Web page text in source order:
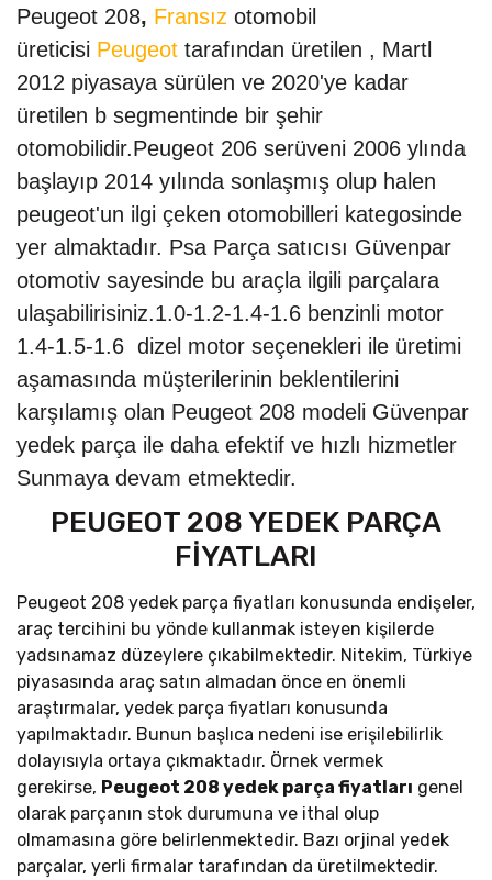
Peugeot 208, Fransız otomobil
üreticisi Peugeot tarafından üretilen , Martl
2012 piyasaya sürülen ve 2020'ye kadar
üretilen b segmentinde bir şehir
otomobilidir.Peugeot 206 serüveni 2006 ylında
başlayıp 2014 yılında sonlaşmış olup halen
peugeot'un ilgi çeken otomobilleri kategosinde
yer almaktadır. Psa Parça satıcısı Güvenpar
otomotiv sayesinde bu araçla ilgili parçalara
ulaşabilirisiniz.1.0-1.2-1.4-1.6 benzinli motor
1.4-1.5-1.6 dizel motor seçenekleri ile üretimi
aşamasında müşterilerinin beklentilerini
karşılamış olan Peugeot 208 modeli Güvenpar
yedek parça ile daha efektif ve hızlı hizmetler
Sunmaya devam etmektedir.
PEUGEOT 208 YEDEK PARÇA
FİYATLARI
Peugeot 208 yedek parça fiyatları konusunda endişeler,
araç tercihini bu yönde kullanmak isteyen kişilerde
yadsınamaz düzeylere çıkabilmektedir. Nitekim, Türkiye
piyasasında araç satın almadan önce en önemli
araştırmalar, yedek parça fiyatları konusunda
yapılmaktadır. Bunun başlıca nedeni ise erişilebilirlik
dolayısıyla ortaya çıkmaktadır. Örnek vermek
gerekirse, Peugeot 208 yedek parça fiyatları genel
olarak parçanın stok durumuna ve ithal olup
olmamasına göre belirlenmektedir. Bazı orjinal yedek
parçalar, yerli firmalar tarafından da üretilmektedir.